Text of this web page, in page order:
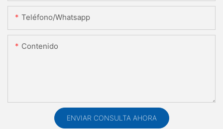
Teléfono/whatsapp
Contenido
ENVIAR CONSULTA AHORA